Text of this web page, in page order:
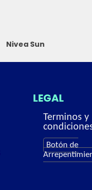
Nivea Sun
LEGAL
Terminos y
Botón de